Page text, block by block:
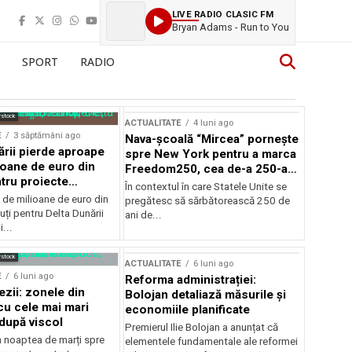
LIVE RADIO CLASIC FM
Bryan Adams - Run to You
SPORT RADIO
3 săptămâni ago
pierde aproape
de euro din
proiecte
milioane de euro din
pentru Delta Dunării
ACTUALITATE 4 luni ago
Nava-școală “Mircea” pornește
spre New York pentru a marca
Freedom250, cea de-a 250-a
aniversare a Statelor Unite
În contextul în care Statele Unite se
pregătesc să sărbătorească 250 de
ani de...
6 luni ago
zonele din
cele mai mari
viscol
noaptea de marți spre
ACTUALITATE 6 luni ago
Reforma administrației:
Bolojan detaliază măsurile și
economiile planificate
Premierul Ilie Bolojan a anunțat că
elementele fundamentale ale reformei